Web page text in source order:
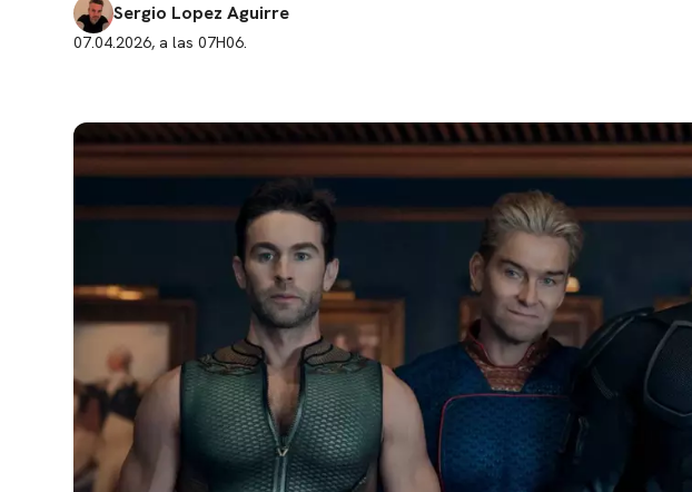
Sergio Lopez Aguirre
07.04.2026, a las 07H06.